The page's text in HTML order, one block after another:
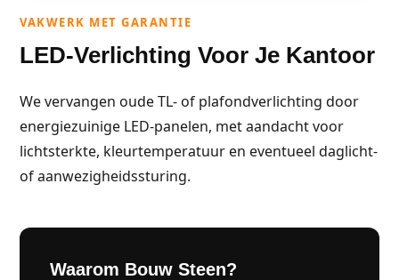
VAKWERK MET GARANTIE
LED-Verlichting Voor Je Kantoor
We vervangen oude TL- of plafondverlichting door
energiezuinige LED-panelen, met aandacht voor
lichtsterkte, kleurtemperatuur en eventueel daglicht-
of aanwezigheidssturing.
Waarom Bouw Steen?